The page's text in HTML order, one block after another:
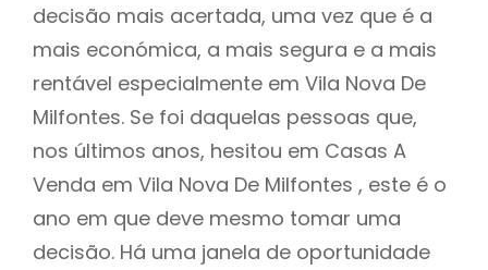
decisão mais acertada, uma vez que é a
mais económica, a mais segura e a mais
rentável especialmente em Vila Nova De
Milfontes. Se foi daquelas pessoas que,
nos últimos anos, hesitou em Casas A
Venda em Vila Nova De Milfontes , este é o
ano em que deve mesmo tomar uma
decisão. Há uma janela de oportunidade